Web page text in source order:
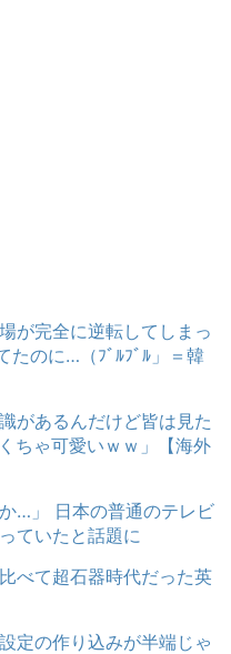
が完全に逆転してしまっ
のに…（ﾌﾞﾙﾌﾞﾙ」＝韓
があるんだけど皆は見た
ちゃ可愛いｗｗ」【海外
…」 日本の普通のテレビ
ていたと話題に
べて超石器時代だった英
定の作り込みが半端じゃ